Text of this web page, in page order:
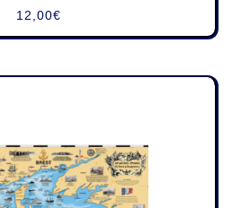
12,00€